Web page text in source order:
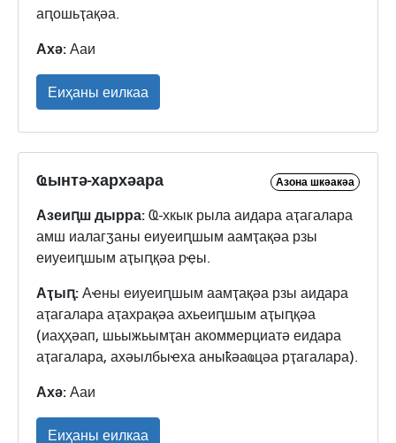
аԥошьҭақәа.
Ахә: Ааи
Еиҳаны еилкаа
Ҩынтә-хархәара Азона шкәакәа
Азеиԥш дырра: Ҩ-хкык рыла аидара аҭагалара
амш иалагӡаны еиуеиԥшым аамҭақәа рзы
еиуеиԥшым аҭыԥқәа рҿы.
Аҭыԥ: Аҽны еиуеиԥшым аамҭақәа рзы аидара
аҭагалара аҭахрақәа ахьеиԥшым аҭыԥқәа
(иаҳҳәап, шьыжьымҭан акоммерциатә еидара
аҭагалара, ахәылбыҽха аныҟәаҩцәа рҭагалара).
Ахә: Ааи
Еиҳаны еилкаа